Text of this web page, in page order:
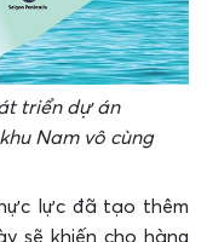
triển dự án
Nam vô cùng
lực đã tạo thêm
sẽ khiến cho hàng